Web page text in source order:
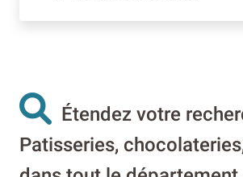
Étendez votre
Patisseries,